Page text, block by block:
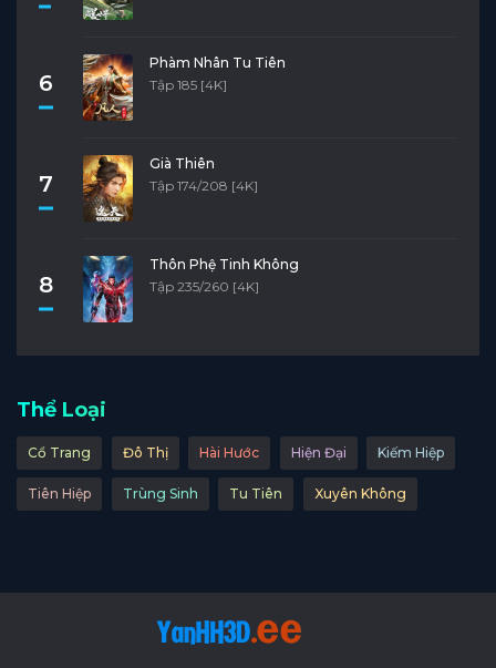
6
Phàm Nhân Tu Tiên
Tập 185 [4K]
7
Già Thiên
Tập 174/208 [4K]
8
Thôn Phệ Tinh Không
Tập 235/260 [4K]
Thể Loại
Cổ Trang Đô Thị Hài Hước Hiện Đại Kiếm Hiệp
Tiên Hiệp Trùng Sinh Tu Tiên Xuyên Không